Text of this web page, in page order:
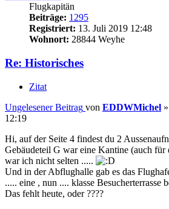
Flugkapitän
Beiträge: 1295
Registriert: 13. Juli 2019 12:48
Wohnort: 28844 Weyhe
Re: Historisches
Zitat
Ungelesener Beitrag von EDDWMichel »
12:19
Hi, auf der Seite 4 findest du 2
Gebäudeteil G war eine Kantine (auch
war ich nicht selten .....
Und in der Abflughalle gab es das
..... eine , nun .... klasse Besucherterrasse
Das fehlt heute, oder ????